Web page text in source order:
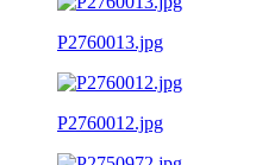
P2760013.jpg
P2760012.jpg